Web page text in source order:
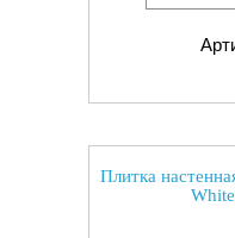
Плитка